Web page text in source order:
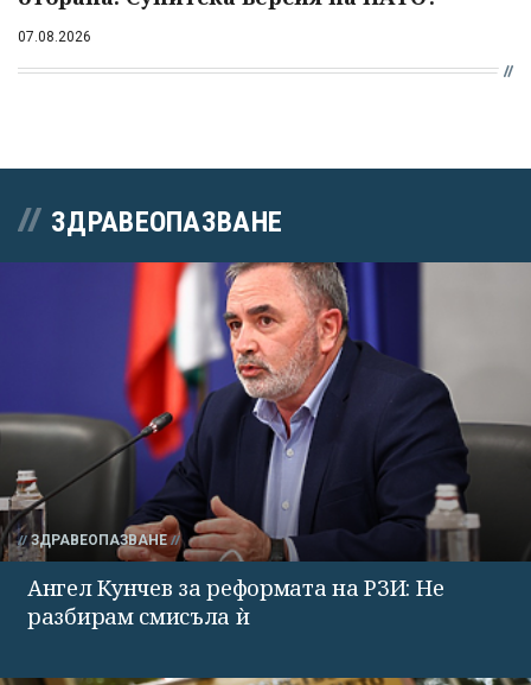
07.08.2026
ЗДРАВЕОПАЗВАНЕ
ЗДРАВЕОПАЗВАНЕ
Ангел Кунчев за реформата на РЗИ: Не
разбирам смисъла ѝ